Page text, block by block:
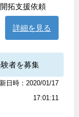
拓支援依頼
詳細を見る
者を募集
日時：2020/01/17
17:01:11